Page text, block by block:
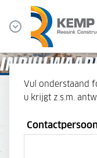
Vul onderstaand
u krijgt z.s.m.
Contactpersoon